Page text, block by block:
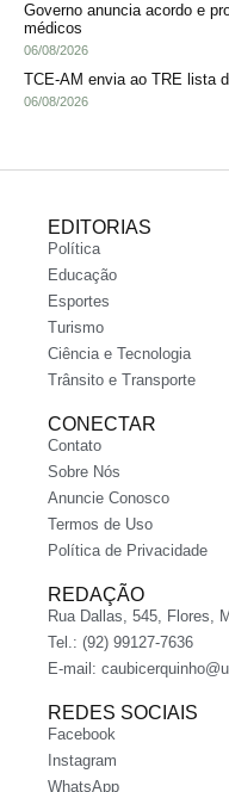
Governo anuncia acordo e
médicos
06/08/2026
TCE-AM envia ao TRE lista
06/08/2026
EDITORIAS
Política
Educação
Esportes
Turismo
Ciência e Tecnologia
Trânsito e Transporte
CONECTAR
Contato
Sobre Nós
Anuncie Conosco
Termos de Uso
Política de Privacidade
REDAÇÃO
Rua Dallas, 545, Flores,
Tel.: (92) 99127-7636
E-mail:
REDES SOCIAIS
Facebook
Instagram
WhatsApp